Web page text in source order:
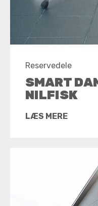
Reservedele
SMART
NILFISK
LÆS MERE